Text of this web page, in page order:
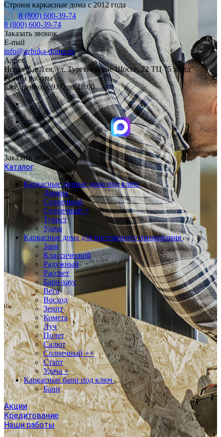
Строим каркасные дома с 2012 года
8 (800) 600-39-74
8 (800) 600-39-74
Заказать звонок
E-mail
info@azbuka-doma.ru
Адрес
Новая Адыгея, ул. Тургеневское Шоссе, 22 ТЦ "5 звезд"
Режим работы
Ежедневно: с 9:00 до 18:00
Заказать звонок
Каталог
Каркасные дачные дома под ключ
Дачник
Солнечный
Солнечный +
Турист
Удача
Каркасные дома для постоянного проживания
Заря
Классический
Радужный
Рассвет
Барн-хаус
Вега
Восход
Зенит
Комета
Луч
Полет
Салют
Солнечный ++
Старт
Удача +
Каркасные бани под ключ
Бани
Акции
Кредитование
Наши работы